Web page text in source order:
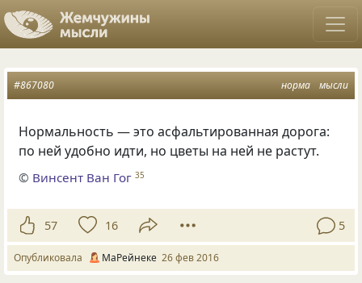
норма мысли
#867080
Нормальность — это асфальтированная дорога:
по ней удобно идти, но цветы на ней не растут.
© Винсент Ван Гог 35
57 16 5
Опубликовала МаРейнеке 26 фев 2016